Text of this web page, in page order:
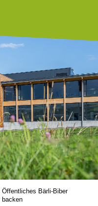
Öffentliches Bärli-Biber
backen